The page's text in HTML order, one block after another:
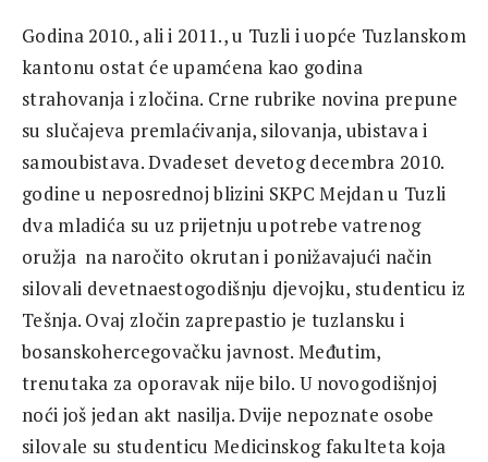
Godina 2010., ali i 2011., u Tuzli i uopće Tuzlanskom
kantonu ostat će upamćena kao godina
strahovanja i zločina. Crne rubrike novina prepune
su slučajeva premlaćivanja, silovanja, ubistava i
samoubistava. Dvadeset devetog decembra 2010.
godine u neposrednoj blizini SKPC Mejdan u Tuzli
dva mladića su uz prijetnju upotrebe vatrenog
oružja na naročito okrutan i ponižavajući način
silovali devetnaestogodišnju djevojku, studenticu iz
Tešnja. Ovaj zločin zaprepastio je tuzlansku i
bosanskohercegovačku javnost. Međutim,
trenutaka za oporavak nije bilo. U novogodišnjoj
noći još jedan akt nasilja. Dvije nepoznate osobe
silovale su studenticu Medicinskog fakulteta koja